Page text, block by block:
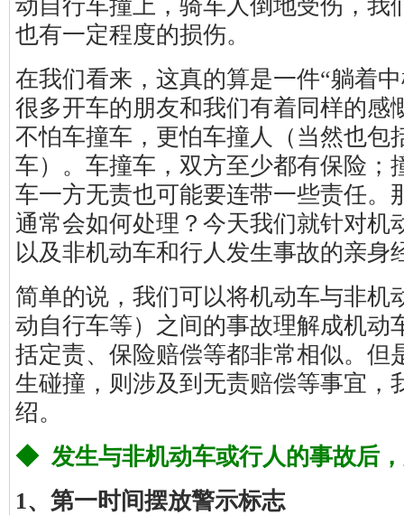
动自行车撞上，骑车人倒地受伤，我
也有一定程度的损伤。
在我们看来，这真的算是一件“躺着
很多开车的朋友和我们有着同样的感
不怕车撞车，更怕车撞人（当然也包
车）。车撞车，双方至少都有保险；
车一方无责也可能要连带一些责任。
通常会如何处理？今天我们就针对机
以及非机动车和行人发生事故的亲身
简单的说，我们可以将机动车与非机
动自行车等）之间的事故理解成机动
括定责、保险赔偿等都非常相似。但
生碰撞，则涉及到无责赔偿等事宜，
绍。
◆ 发生与非机动车或行人的事故后
1、第一时间摆放警示标志